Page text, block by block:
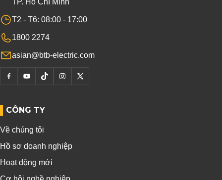
TP. Hồ Chí Minh
T2 - T6: 08:00 - 17:00
1800 2274
asian@btb-electric.com
CÔNG TY
Về chúng tôi
Hồ sơ doanh nghiệp
Hoạt động mới